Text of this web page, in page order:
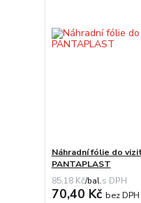
Náhradní fólie do
PANTAPLAST
85,18 Kč/bal.
70,40 Kč bez DPH